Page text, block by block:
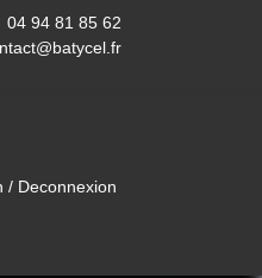
94 81 85 62
/ Deconnexion